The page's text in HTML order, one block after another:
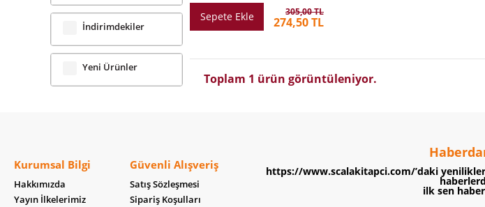
İndirimdekiler
Yeni Ürünler
Sepete Ekle 305,00 TL
274,50 TL
Toplam 1 ürün görüntüleniyor.
Kurumsal Bilgi
Hakkımızda
Yayın İlkelerimiz
Güvenli Alışveriş
Satış Sözleşmesi
Sipariş Koşulları
https://www.scalakitapci.com/’daki
ilk sen